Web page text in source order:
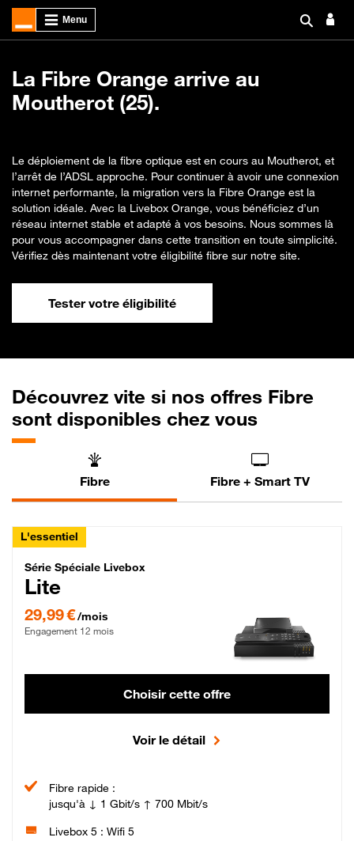
La Fibre Orange arrive au
Moutherot (25).
Le déploiement de la fibre optique est en cours au Moutherot, et
l’arrêt de l’ADSL approche. Pour continuer à avoir une connexion
internet performante, la migration vers la Fibre Orange est la
solution idéale. Avec la Livebox Orange, vous bénéficiez d’un
réseau internet stable et adapté à vos besoins. Nous sommes là
pour vous accompagner dans cette transition en toute simplicité.
Vérifiez dès maintenant votre éligibilité fibre sur notre site.
Tester votre éligibilité
Découvrez vite si nos offres Fibre
sont disponibles chez vous
Fibre Fibre + Smart TV
L'essentiel
Série Spéciale Livebox Lite Fibre
Série Spéciale Livebox
Lite
29,99 €/mois
Engagement 12 mois
Choisir cette offre
Voir le détail
Fibre rapide :
jusqu'à ↓ 1 Gbit/s ↑ 700 Mbit/s
Livebox 5 : Wifi 5